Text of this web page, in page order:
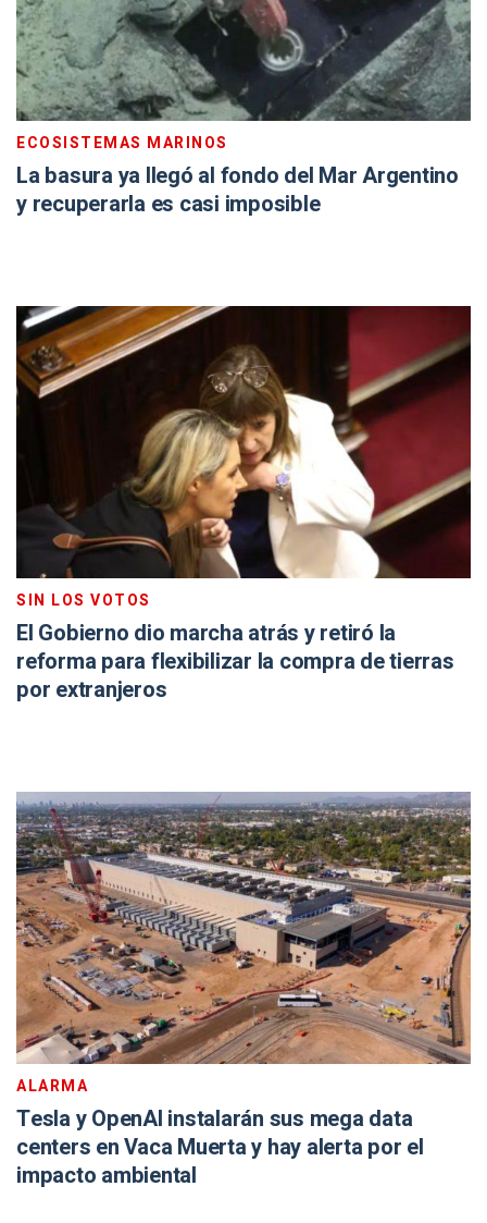
ECOSISTEMAS MARINOS
La basura ya llegó al fondo del Mar Argentino
y recuperarla es casi imposible
SIN LOS VOTOS
El Gobierno dio marcha atrás y retiró la
reforma para flexibilizar la compra de tierras
por extranjeros
ALARMA
Tesla y OpenAI instalarán sus mega data
centers en Vaca Muerta y hay alerta por el
impacto ambiental